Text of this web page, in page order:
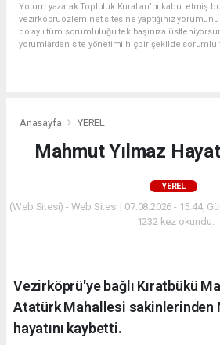
Yorum yazarak Topluluk Kuralları’nı kabul etmiş
vezirkopruozlem.net sitesine yaptığınız
dolaylı tüm sorumluluğu tek başınıza
yorumlardan site yönetimi hiçbir şekilde sorumlu
Anasayfa YEREL
Mahmut Yılmaz
YEREL
(Web Sitesi) - Web Sitesi | 07.08.2026 - 15:44,
1232 kez okundu.
Vezirköprü'ye bağlı Kıratbükü
Atatürk Mahallesi sakinlerinden
hayatını kaybetti.